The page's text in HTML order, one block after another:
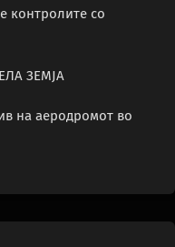
контролите со
ЗЕМЈА
на аеродромот во